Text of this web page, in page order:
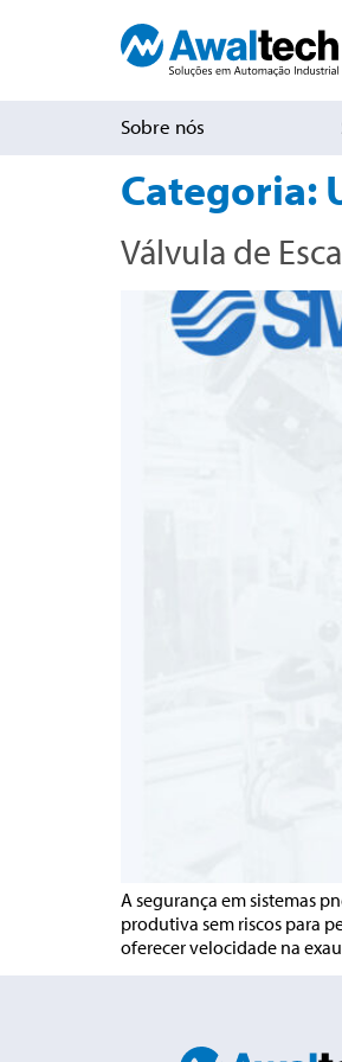
Sobre nós
Categoria:
Válvula de
A segurança em sistemas
produtiva sem riscos para
oferecer velocidade na